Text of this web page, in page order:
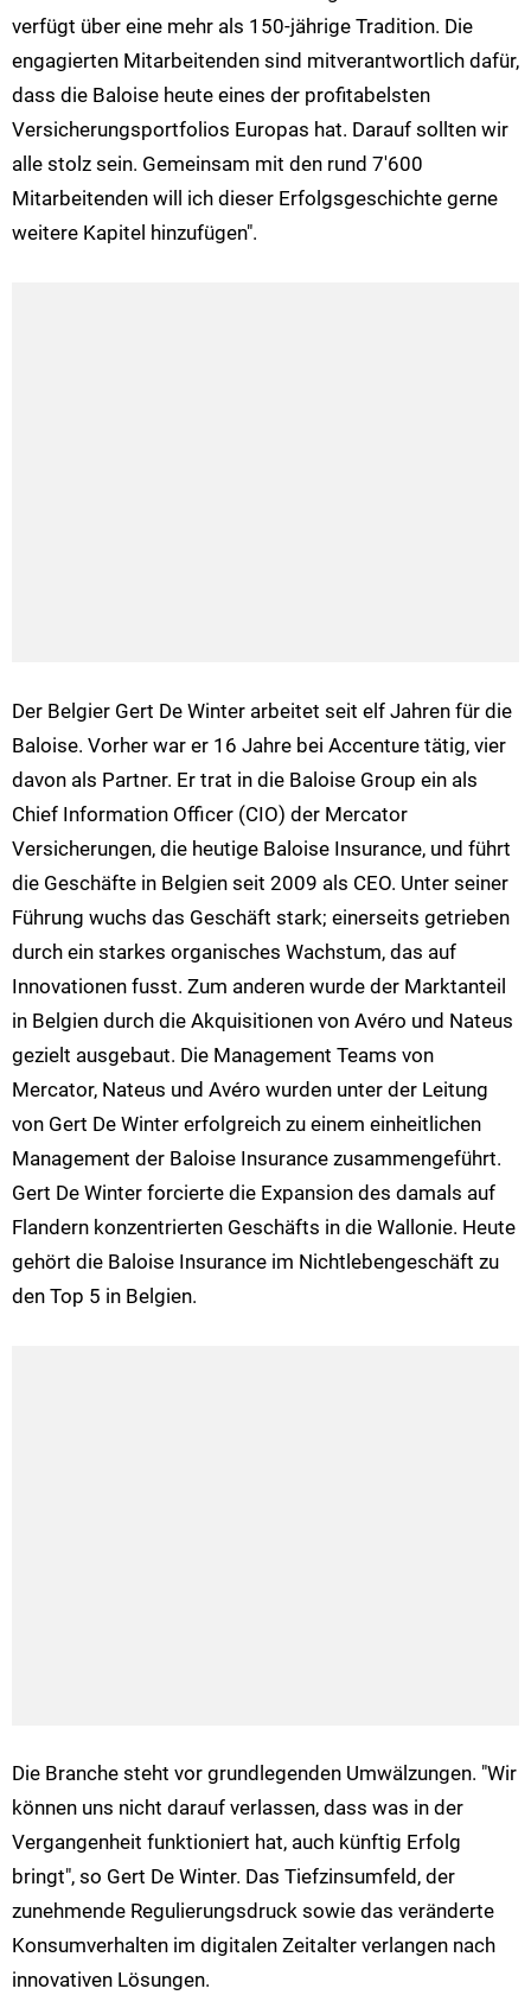
verfügt über eine mehr als 150-jährige Tradition. Die
engagierten Mitarbeitenden sind mitverantwortlich dafür,
dass die Baloise heute eines der profitabelsten
Versicherungsportfolios Europas hat. Darauf sollten wir
alle stolz sein. Gemeinsam mit den rund 7'600
Mitarbeitenden will ich dieser Erfolgsgeschichte gerne
weitere Kapitel hinzufügen".
Der Belgier Gert De Winter arbeitet seit elf Jahren für die
Baloise. Vorher war er 16 Jahre bei Accenture tätig, vier
davon als Partner. Er trat in die Baloise Group ein als
Chief Information Officer (CIO) der Mercator
Versicherungen, die heutige Baloise Insurance, und führt
die Geschäfte in Belgien seit 2009 als CEO. Unter seiner
Führung wuchs das Geschäft stark; einerseits getrieben
durch ein starkes organisches Wachstum, das auf
Innovationen fusst. Zum anderen wurde der Marktanteil
in Belgien durch die Akquisitionen von Avéro und Nateus
gezielt ausgebaut. Die Management Teams von
Mercator, Nateus und Avéro wurden unter der Leitung
von Gert De Winter erfolgreich zu einem einheitlichen
Management der Baloise Insurance zusammengeführt.
Gert De Winter forcierte die Expansion des damals auf
Flandern konzentrierten Geschäfts in die Wallonie. Heute
gehört die Baloise Insurance im Nichtlebengeschäft zu
den Top 5 in Belgien.
Die Branche steht vor grundlegenden Umwälzungen. "Wir
können uns nicht darauf verlassen, dass was in der
Vergangenheit funktioniert hat, auch künftig Erfolg
bringt", so Gert De Winter. Das Tiefzinsumfeld, der
zunehmende Regulierungsdruck sowie das veränderte
Konsumverhalten im digitalen Zeitalter verlangen nach
innovativen Lösungen.